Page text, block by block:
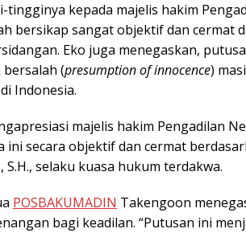
tingginya kepada majelis hakim
bersikap sangat objektif dan cermat
Eko juga menegaskan,
(presumption of innocence)
Indonesia.
majelis hakim Pengadilan
ini secara objektif dan cermat
S.H., selaku kuasa hukum terdakwa.
POSBAKUMADIN Takengoon
bagi keadilan. “Putusan ini